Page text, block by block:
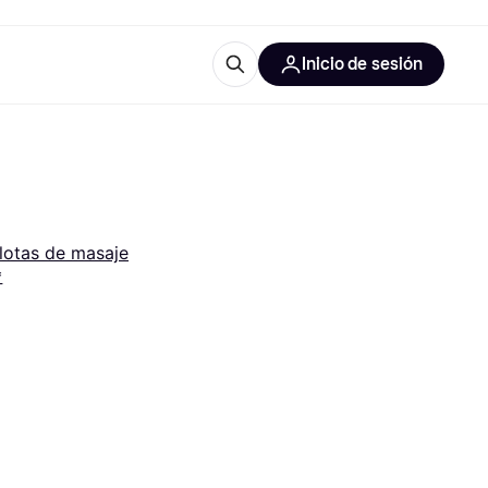
Inicio de sesión
de masaje